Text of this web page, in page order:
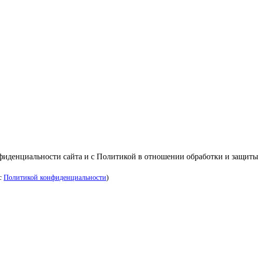
сайта и с Политикой в отношении обработки и защиты
Политикой конфиденциальности)